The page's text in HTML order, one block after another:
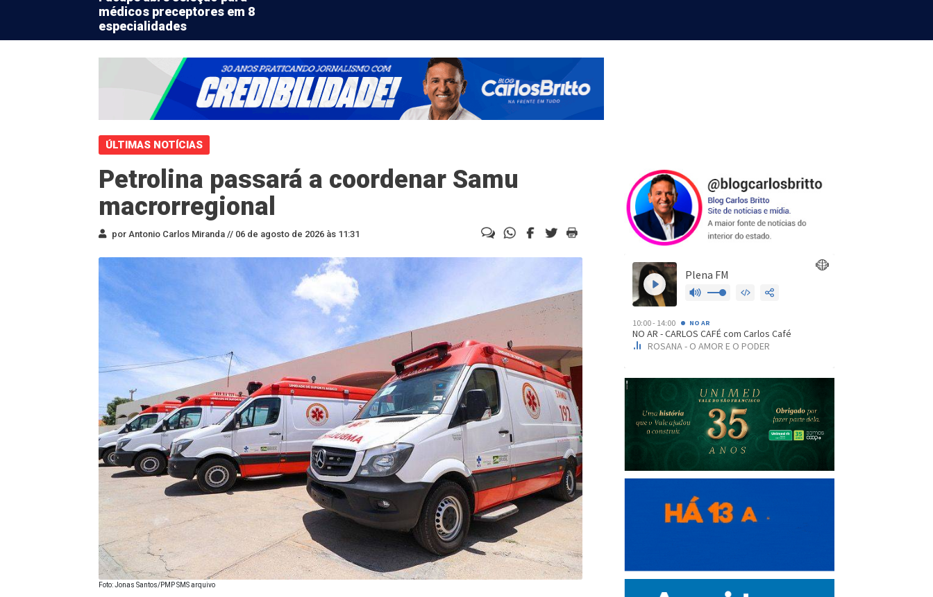
médicos preceptores em 8
especialidades
ÚLTIMAS NOTÍCIAS
Petrolina passará a coordenar Samu
macrorregional
por Antonio Carlos Miranda // 06 de agosto de 2026 às 11:31
Foto: Jonas Santos/PMP SMS arquivo